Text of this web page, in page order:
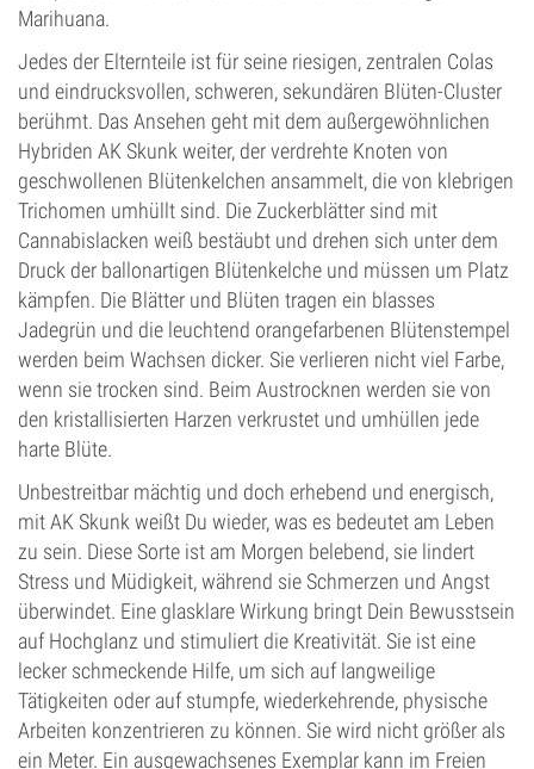
Marihuana.
Jedes der Elternteile ist für seine riesigen, zentralen Colas
und eindrucksvollen, schweren, sekundären Blüten-Cluster
berühmt. Das Ansehen geht mit dem außergewöhnlichen
Hybriden AK Skunk weiter, der verdrehte Knoten von
geschwollenen Blütenkelchen ansammelt, die von klebrigen
Trichomen umhüllt sind. Die Zuckerblätter sind mit
Cannabislacken weiß bestäubt und drehen sich unter dem
Druck der ballonartigen Blütenkelche und müssen um Platz
kämpfen. Die Blätter und Blüten tragen ein blasses
Jadegrün und die leuchtend orangefarbenen Blütenstempel
werden beim Wachsen dicker. Sie verlieren nicht viel Farbe,
wenn sie trocken sind. Beim Austrocknen werden sie von
den kristallisierten Harzen verkrustet und umhüllen jede
harte Blüte.
Unbestreitbar mächtig und doch erhebend und energisch,
mit AK Skunk weißt Du wieder, was es bedeutet am Leben
zu sein. Diese Sorte ist am Morgen belebend, sie lindert
Stress und Müdigkeit, während sie Schmerzen und Angst
überwindet. Eine glasklare Wirkung bringt Dein Bewusstsein
auf Hochglanz und stimuliert die Kreativität. Sie ist eine
lecker schmeckende Hilfe, um sich auf langweilige
Tätigkeiten oder auf stumpfe, wiederkehrende, physische
Arbeiten konzentrieren zu können. Sie wird nicht größer als
ein Meter. Ein ausgewachsenes Exemplar kann im Freien